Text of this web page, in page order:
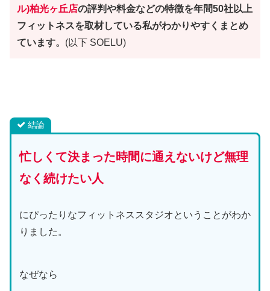
ル)柏光ヶ丘店の評判や料金などの特徴を年間50社以上
フィットネスを取材している私がわかりやすくまとめ
ています。 (以下 SOELU)
結論
忙しくて決まった時間に通えないけど無理
なく続けたい人
にぴったりなフィットネススタジオということがわか
りました。
なぜなら